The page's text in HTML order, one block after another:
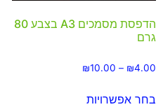
הדפסת מסמכים A3 בצבע 80
גרם
₪4.00
–
₪10.00
בחר אפשרויות